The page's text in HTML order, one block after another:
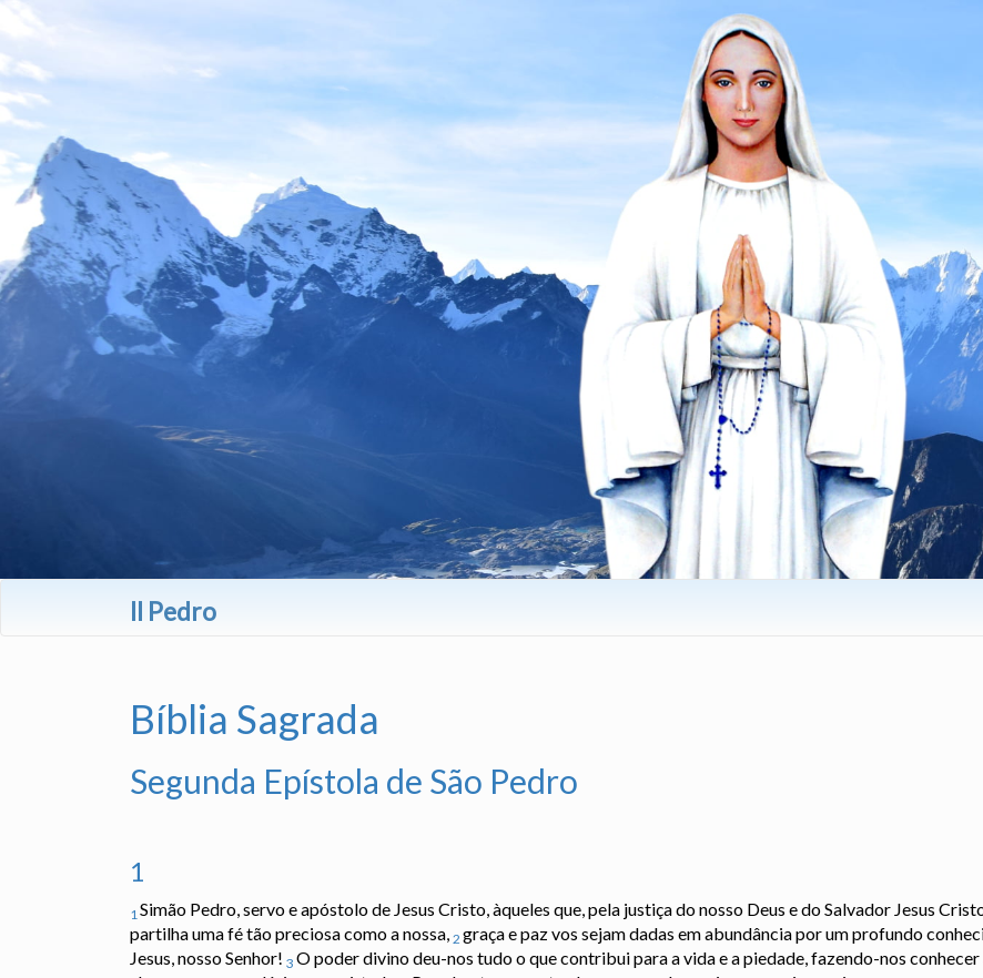
II Pedro
Bíblia Sagrada
Segunda Epístola de São Pedro
1
1Simão Pedro, servo e apóstolo de Jesus Cristo, àqueles que, pela justiça do nosso Deus e do Salvador Jesus
partilha uma fé tão preciosa como a nossa, 2 graça e paz vos sejam dadas em abundância por um profundo
Jesus, nosso Senhor! 3 O poder divino deu-nos tudo o que contribui para a vida e a piedade, fazendo-nos conhecer